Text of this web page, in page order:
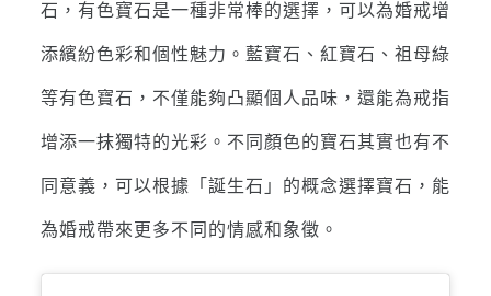
石，有色寶石是一種非常棒的選擇，可以為婚戒增
添繽紛色彩和個性魅力。藍寶石、紅寶石、祖母綠
等有色寶石，不僅能夠凸顯個人品味，還能為戒指
增添一抹獨特的光彩。不同顏色的寶石其實也有不
同意義，可以根據「誕生石」的概念選擇寶石，能
為婚戒帶來更多不同的情感和象徵。